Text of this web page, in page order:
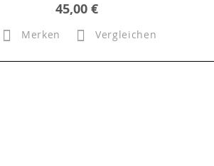
45,00 €
Merken Vergleichen